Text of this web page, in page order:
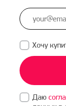
+1
Хочу
Даю